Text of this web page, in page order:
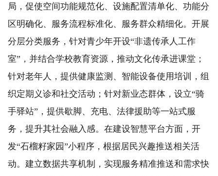
局，促使空间功能规范化、设施配置清单化、功能分
区明确化、服务流程标准化、服务群众精细化。开展
分层分类服务，针对青少年开设“非遗传承人工作
室”，并结合学校教育资源，推动文化传承进课堂；
针对老年人，提供健康监测、智能设备使用培训，组
织定期义诊和社交活动；针对新业态群体，设立“骑
手驿站”，提供歇脚、充电、法律援助等一站式服
务，提升其社会融入感。在建设智慧平台方面，开
发“石榴籽家园”小程序，根据居民兴趣推送相关活
动。建立数据共享机制，实现服务精准推送和需求快